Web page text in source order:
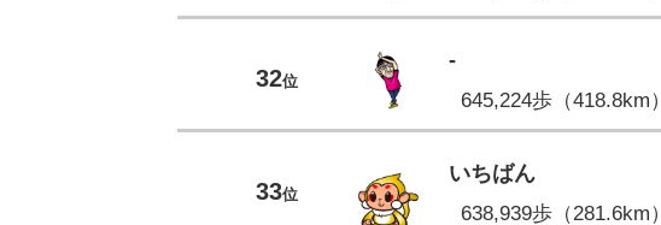
32位
-
645,224歩（418.8km）
33位
いちばん
638,939歩（281.6km）